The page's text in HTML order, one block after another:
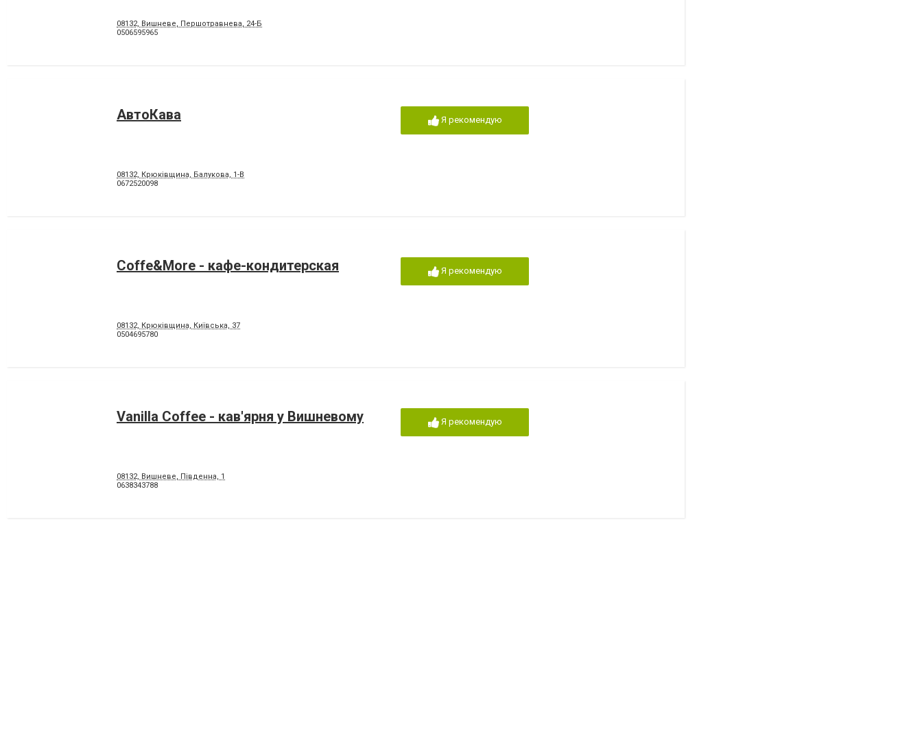
08132, Вишневе, Першотравнева, 24-Б
0506595965
АвтоКава
08132, Крюківщина, Балукова, 1-В
0672520098
Я рекомендую
Coffe&More - кафе-кондитерская
08132, Крюківщина, Київська, 37
0504695780
Я рекомендую
Vanilla Coffee - кав'ярня у Вишневому
08132, Вишневе, Південна, 1
0638343788
Я рекомендую